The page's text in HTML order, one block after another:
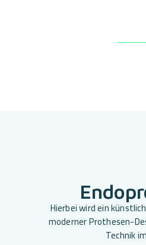
Hierbei wird ein
moderner Prothesen-
Technik